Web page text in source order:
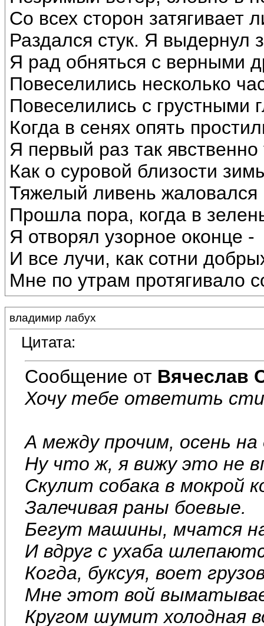
Со всех сторон затягивает
Раздался стук. Я выдернул
Я рад обняться с верными
Повеселились несколько
Повеселились с грустными
Когда в сенях опять
Я первый раз так
Как о суровой близости
Тяжелый ливень
Прошла пора, когда в
Я отворял узорное оконце -
И все лучи, как сотни
Мне по утрам протягивало
владимир лабух
Цитата:
Сообщение от Вячеслав
Хочу тебе ответить
А между прочим, осень на
Ну что ж, я вижу это не
Скулит собака в мокрой
Залечивая раны боевые.
Бегут машины, мчатся
И вдруг с ухаба
Когда, буксуя, воет
Мне этот вой
Кругом шумит холодная